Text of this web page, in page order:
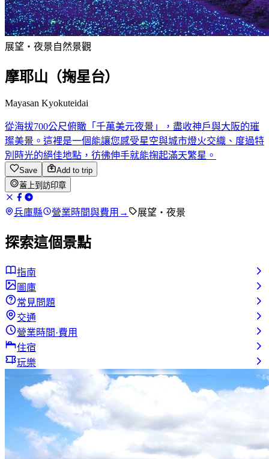
展望・夜景自然景觀
摩耶山（掬星台）
Mayasan Kyokuteidai
從海拔700公尺俯瞰「千萬美元夜景」，盡收神戶與大阪的璀
璨美景。這裡是一個能讓您感受星空與城市燈火交織、度過特
別時光的絕佳地點，彷彿伸手就能掬起滿天繁星。
Save
Add to trip
蓋上到訪印章
兵庫縣 營業時間與費用 → 展望・夜景
探索這個景點
指南
圖庫
常見問題
交通
營業時間·費用
住宿
玩樂